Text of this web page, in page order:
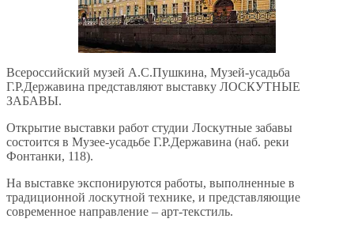
Всероссийский музей А.С.Пушкина, Музей-усадьба
Г.Р.Державина представляют выставку ЛОСКУТНЫЕ
ЗАБАВЫ.
Открытие выставки работ студии Лоскутные забавы
состоится в Музее-усадьбе Г.Р.Державина (наб. реки
Фонтанки, 118).
На выставке экспонируются работы, выполненные в
традиционной лоскутной технике, и представляющие
современное направление – арт-текстиль.